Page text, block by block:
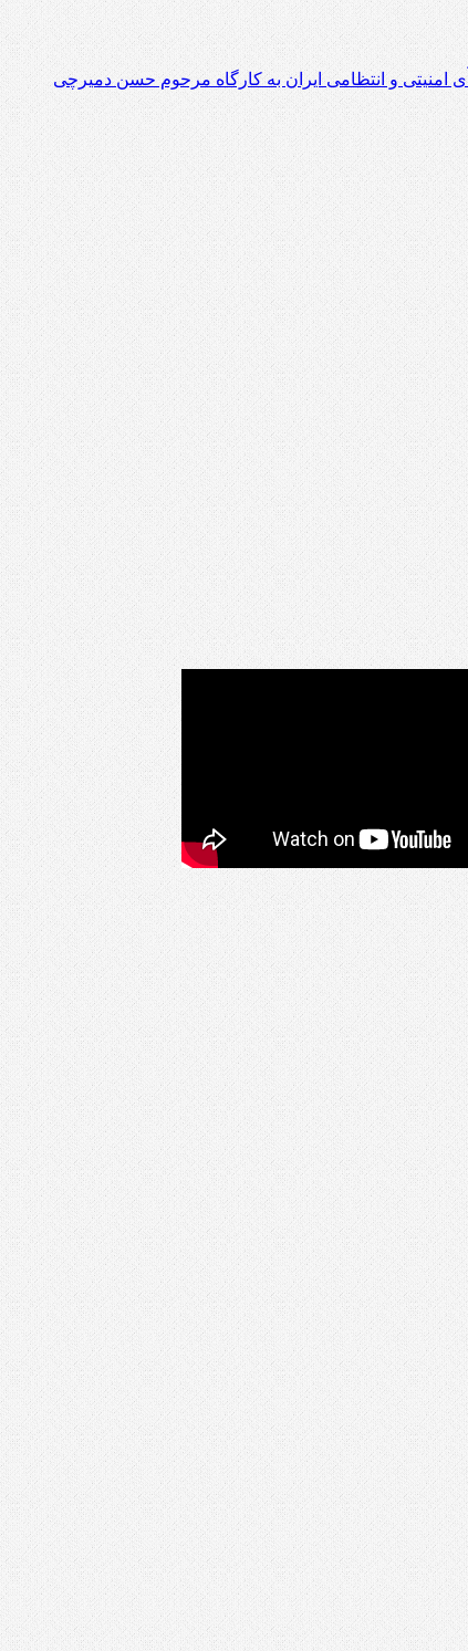
امنیتی و انتظامی ایران به کارگاه مرحوم حسن دمیرچی